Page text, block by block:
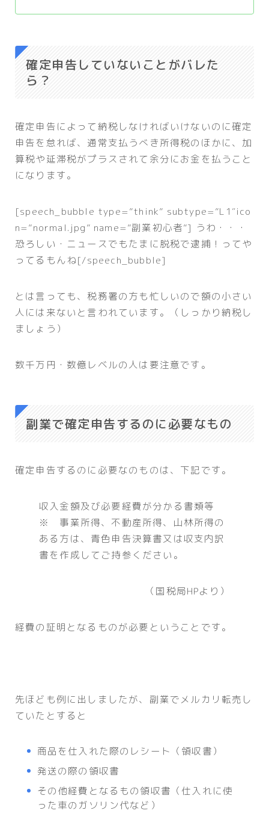
確定申告していないことがバレた
ら？
確定申告によって納税しなければいけないのに確定
申告を怠れば、通常支払うべき所得税のほかに、加
算税や延滞税がプラスされて余分にお金を払うこと
になります。
[speech_bubble type=”think” subtype=”L1″ico
n=”normal.jpg” name=”副業初心者”] うわ・・・
恐ろしい・ニュースでもたまに脱税で逮捕！ってや
ってるもんね[/speech_bubble]
とは言っても、税務署の方も忙しいので額の小さい
人には来ないと言われています。（しっかり納税し
ましょう）
数千万円・数億レベルの人は要注意です。
副業で確定申告するのに必要なもの
確定申告するのに必要なのものは、下記です。
収入金額及び必要経費が分かる書類等
※ 事業所得、不動産所得、山林所得の
ある方は、青色申告決算書又は収支内訳
書を作成してご持参ください。
（国税局HPより）
経費の証明となるものが必要ということです。
先ほども例に出しましたが、副業でメルカリ転売し
ていたとすると
商品を仕入れた際のレシート（領収書）
発送の際の領収書
その他経費となるもの領収書（仕入れに使
った車のガソリン代など）